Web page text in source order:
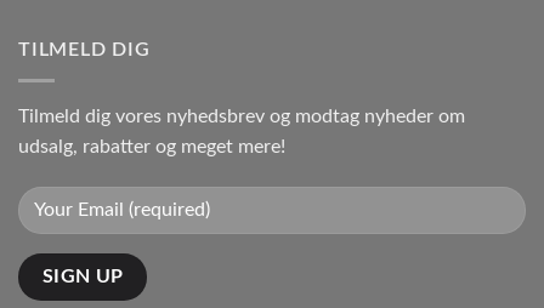
TILMELD DIG
Tilmeld dig vores nyhedsbrev og modtag nyheder om
udsalg, rabatter og meget mere!